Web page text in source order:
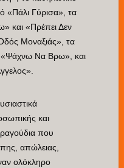
«Πάλι Γύρισα», τα
και «Πρέπει Δεν
Μοναξιάς», τα
«Ψάχνω Να Βρω», και
και
που
απώλειας,
ολόκληρο